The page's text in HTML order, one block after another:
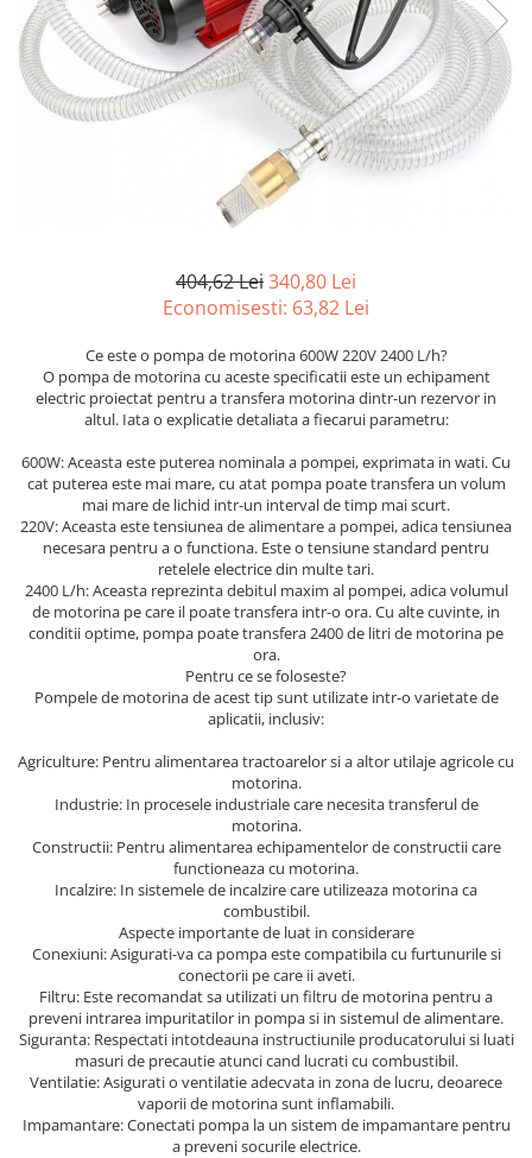
compresoare
Cricuri Auto Hidraulice
Pneumatice si Trapezoidale
Cricuri hidraulice
Macarale și vinciuri
Motoare electrice
Pistol de Lipit
Polizoare
Pompe Combustibil
Prelungitoare
Protectia muncii
Scule Pneumatice
Slefuitoare
Suport motocicleta
Tunuri de caldura si aeroteme
Utilaje constructie
Mixere
Motocositoare si Motosape
Nivela laser
Rotopercutoare si bormasini
umidificatoare
404,62 Lei340,80 Lei
Economisesti: 63,82 Lei
Ce este o pompa de motorina 600W 220V 2400 L/h?
O pompa de motorina cu aceste specificatii este un echipament
electric proiectat pentru a transfera motorina dintr-un rezervor in
altul. Iata o explicatie detaliata a fiecarui parametru:
600W: Aceasta este puterea nominala a pompei, exprimata in wati. Cu
cat puterea este mai mare, cu atat pompa poate transfera un volum
mai mare de lichid intr-un interval de timp mai scurt.
220V: Aceasta este tensiunea de alimentare a pompei, adica tensiunea
necesara pentru a o functiona. Este o tensiune standard pentru
retelele electrice din multe tari.
2400 L/h: Aceasta reprezinta debitul maxim al pompei, adica volumul
de motorina pe care il poate transfera intr-o ora. Cu alte cuvinte, in
conditii optime, pompa poate transfera 2400 de litri de motorina pe
ora.
Pentru ce se foloseste?
Pompele de motorina de acest tip sunt utilizate intr-o varietate de
aplicatii, inclusiv:
Agriculture: Pentru alimentarea tractoarelor si a altor utilaje agricole cu
motorina.
Industrie: In procesele industriale care necesita transferul de
motorina.
Constructii: Pentru alimentarea echipamentelor de constructii care
functioneaza cu motorina.
Incalzire: In sistemele de incalzire care utilizeaza motorina ca
combustibil.
Aspecte importante de luat in considerare
Conexiuni: Asigurati-va ca pompa este compatibila cu furtunurile si
conectorii pe care ii aveti.
Filtru: Este recomandat sa utilizati un filtru de motorina pentru a
preveni intrarea impuritatilor in pompa si in sistemul de alimentare.
Siguranta: Respectati intotdeauna instructiunile producatorului si luati
masuri de precautie atunci cand lucrati cu combustibil.
Ventilatie: Asigurati o ventilatie adecvata in zona de lucru, deoarece
vaporii de motorina sunt inflamabili.
Impamantare: Conectati pompa la un sistem de impamantare pentru
a preveni socurile electrice.